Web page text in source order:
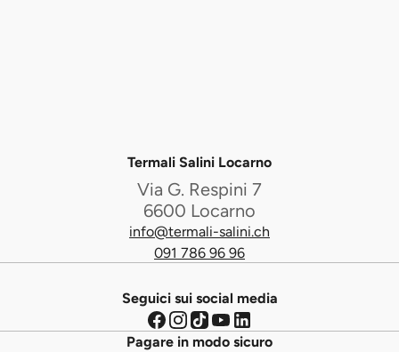
Termali Salini Locarno
Via G. Respini 7
6600 Locarno
info@termali-salini.ch
091 786 96 96
Seguici sui social media
Pagare in modo sicuro